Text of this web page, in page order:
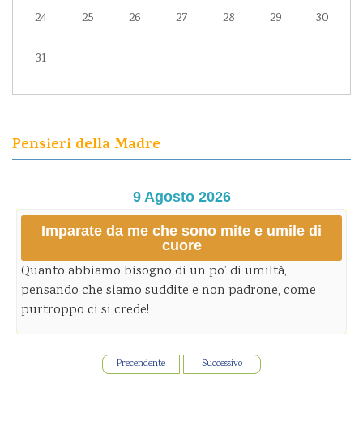
24 25 26 27 28 29 30
31
Pensieri della Madre
9 Agosto 2026
Imparate da me che sono mite e umile di
cuore
Quanto abbiamo bisogno di un po’ di umiltà,
pensando che siamo suddite e non padrone, come
purtroppo ci si crede!
Precendente Successivo